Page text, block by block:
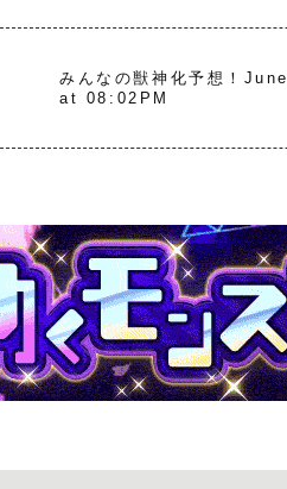
みんなの獣神化予想！
at 08:02PM